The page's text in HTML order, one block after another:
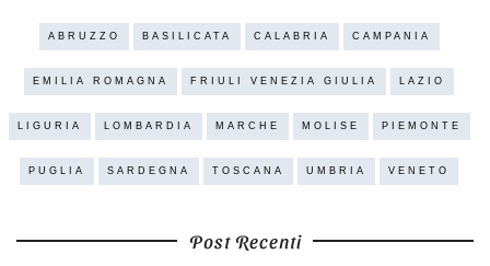
ABRUZZO BASILICATA CALABRIA CAMPANIA
EMILIA ROMAGNA FRIULI VENEZIA GIULIA LAZIO
LIGURIA LOMBARDIA MARCHE MOLISE PIEMONTE
PUGLIA SARDEGNA TOSCANA UMBRIA VENETO
Post Recenti